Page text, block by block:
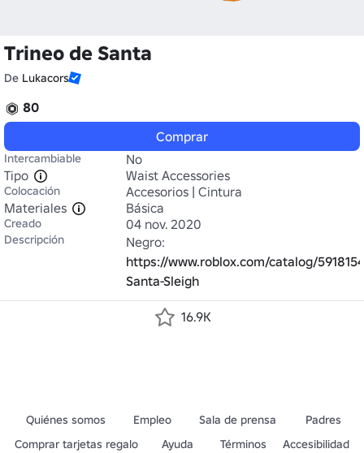
Trineo de Santa
De Lukacors
80
Comprar
Intercambiable
No
Tipo
Waist Accessories
Colocación
Accesorios | Cintura
Materiales
Básica
Creado 04 nov. 2020
Descripción
https://www.roblox.com/catalog/
Santa-Sleigh
16.9K
Quiénes somos Empleo Sala de prensa
Padres
Comprar tarjetas regalo
Ayuda Términos Accesibilidad